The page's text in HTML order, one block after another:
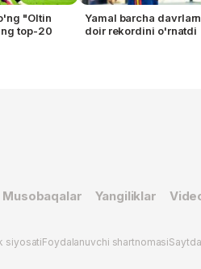
"Oltin
top-20
Yamal barcha
doir rekordini o'rnatdi
Musobaqalar Yangiliklar
siyosatiFoydalanuvchi shartnomasi